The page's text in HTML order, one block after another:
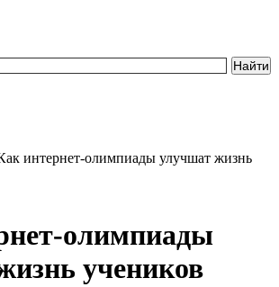
интернет-олимпиады улучшат жизнь
олимпиады
учеников